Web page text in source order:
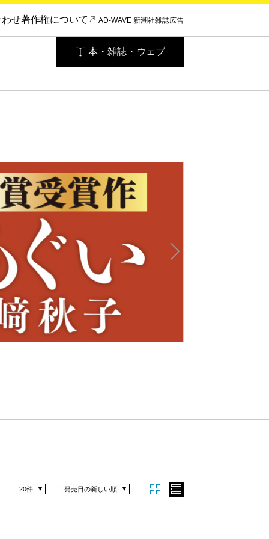
わせ著作権について AD-WAVE 新潮社雑誌広告
本・雑誌・ウェブ
発売日の新しい順
20件